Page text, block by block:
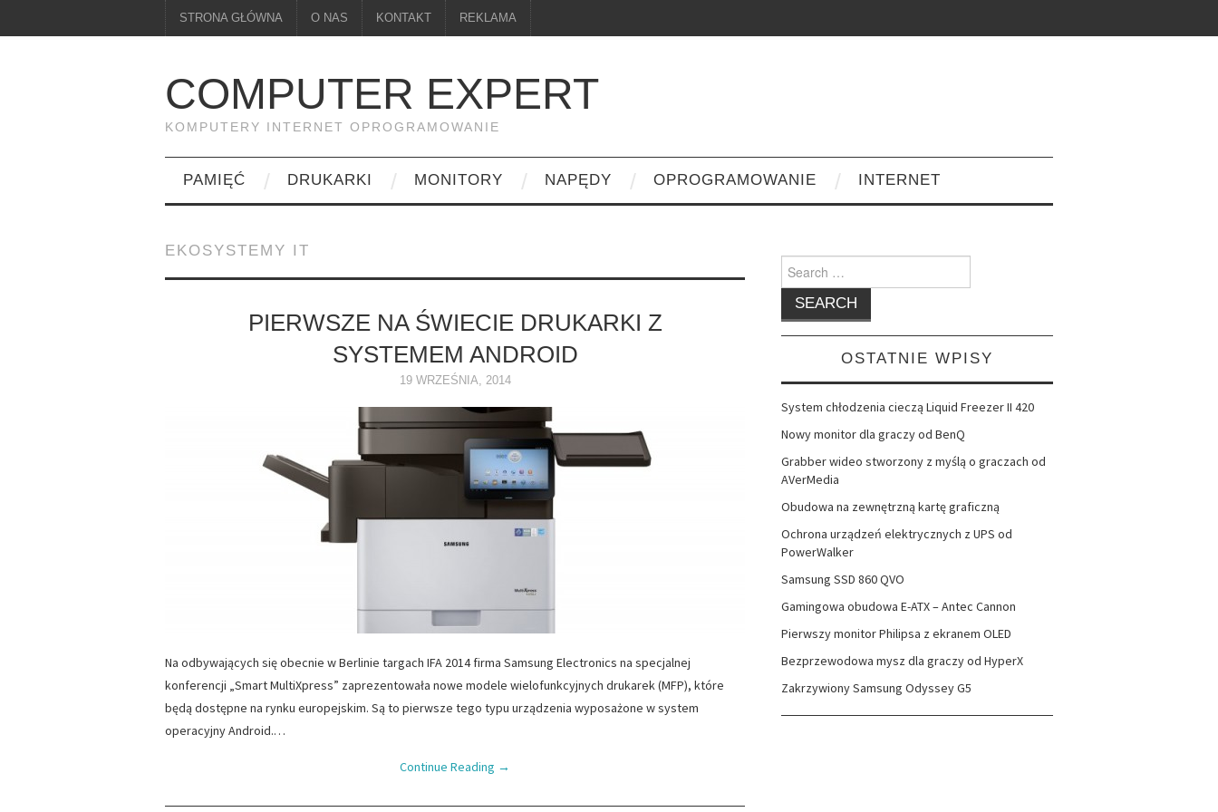
STRONA GŁÓWNA O NAS KONTAKT REKLAMA
COMPUTER EXPERT
KOMPUTERY INTERNET OPROGRAMOWANIE
PAMIĘĆ DRUKARKI MONITORY NAPĘDY OPROGRAMOWANIE INTERNET
EKOSYSTEMY IT
PIERWSZE NA ŚWIECIE DRUKARKI Z
SYSTEMEM ANDROID
19 WRZEŚNIA, 2014
Na odbywających się obecnie w Berlinie targach IFA 2014 firma Samsung Electronics na specjalnej
konferencji „Smart MultiXpress” zaprezentowała nowe modele wielofunkcyjnych drukarek (MFP), które
będą dostępne na rynku europejskim. Są to pierwsze tego typu urządzenia wyposażone w system
operacyjny Android.…
Continue Reading →
Search
for:
OSTATNIE WPISY
System chłodzenia cieczą Liquid Freezer II 420
Nowy monitor dla graczy od BenQ
Grabber wideo stworzony z myślą o graczach od
AVerMedia
Obudowa na zewnętrzną kartę graficzną
Ochrona urządzeń elektrycznych z UPS od
PowerWalker
Samsung SSD 860 QVO
Gamingowa obudowa E-ATX – Antec Cannon
Pierwszy monitor Philipsa z ekranem OLED
Bezprzewodowa mysz dla graczy od HyperX
Zakrzywiony Samsung Odyssey G5